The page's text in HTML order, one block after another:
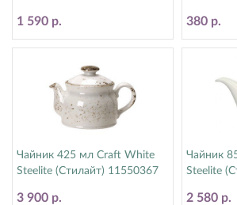
1 590 р. 380 р.
Чайник 425 мл Craft White
Steelite (Стилайт) 11550367
3 900 р.
Чайник
Steelite
2 580 р.